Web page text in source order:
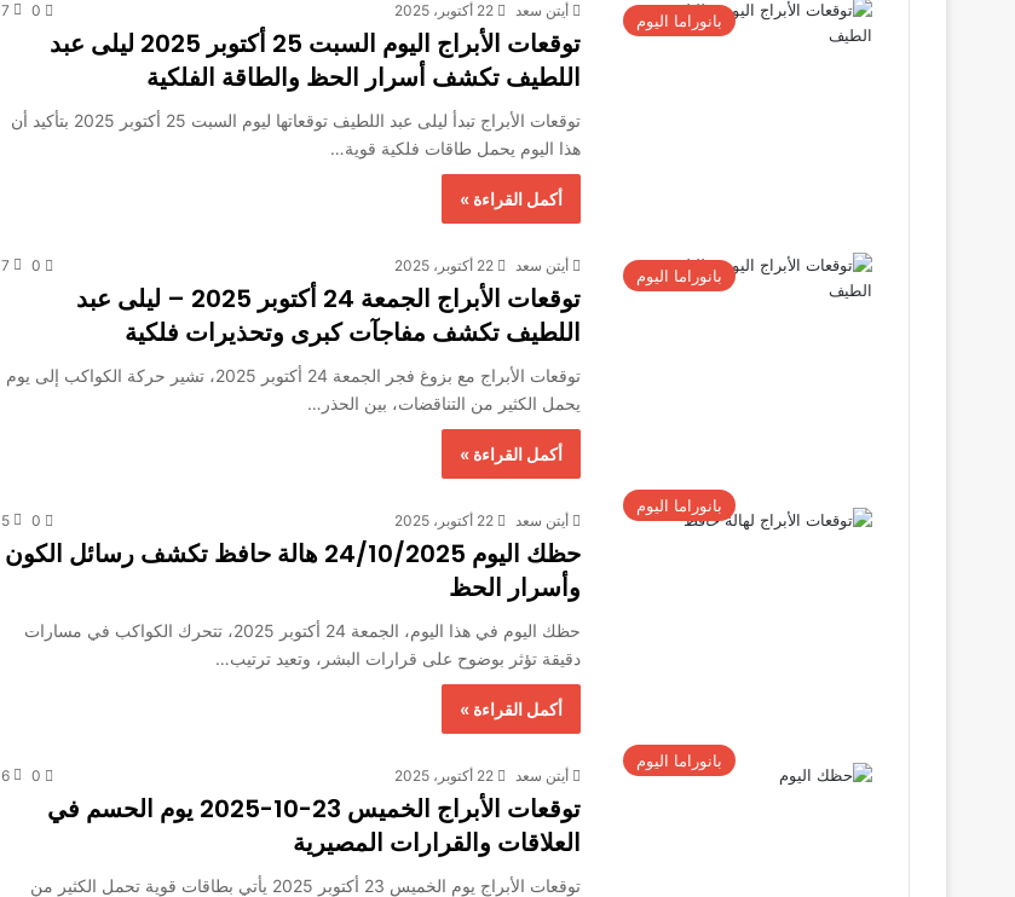
بانوراما اليوم
أيتن سعد 22 أكتوبر، 2025 0
7
توقعات الأبراج اليوم السبت 25 أكتوبر 2025 ليلى عبد
اللطيف تكشف أسرار الحظ والطاقة الفلكية
توقعات الأبراج تبدأ ليلى عبد اللطيف توقعاتها ليوم السبت 25 أكتوبر 2025 بتأكيد أن
هذا اليوم يحمل طاقات فلكية قوية…
أكمل القراءة »
بانوراما اليوم
أيتن سعد 22 أكتوبر، 2025 0
7
توقعات الأبراج الجمعة 24 أكتوبر 2025 – ليلى عبد
اللطيف تكشف مفاجآت كبرى وتحذيرات فلكية
توقعات الأبراج مع بزوغ فجر الجمعة 24 أكتوبر 2025، تشير حركة الكواكب إلى يوم
يحمل الكثير من التناقضات، بين الحذر…
أكمل القراءة »
بانوراما اليوم
أيتن سعد 22 أكتوبر، 2025 0
5
حظك اليوم 24/10/2025 هالة حافظ تكشف رسائل الكون
وأسرار الحظ
حظك اليوم في هذا اليوم، الجمعة 24 أكتوبر 2025، تتحرك الكواكب في مسارات
دقيقة تؤثر بوضوح على قرارات البشر، وتعيد ترتيب…
أكمل القراءة »
بانوراما اليوم
أيتن سعد 22 أكتوبر، 2025 0
6
توقعات الأبراج الخميس 23-10-2025 يوم الحسم في
العلاقات والقرارات المصيرية
توقعات الأبراج يوم الخميس 23 أكتوبر 2025 يأتي بطاقات قوية تحمل الكثير من